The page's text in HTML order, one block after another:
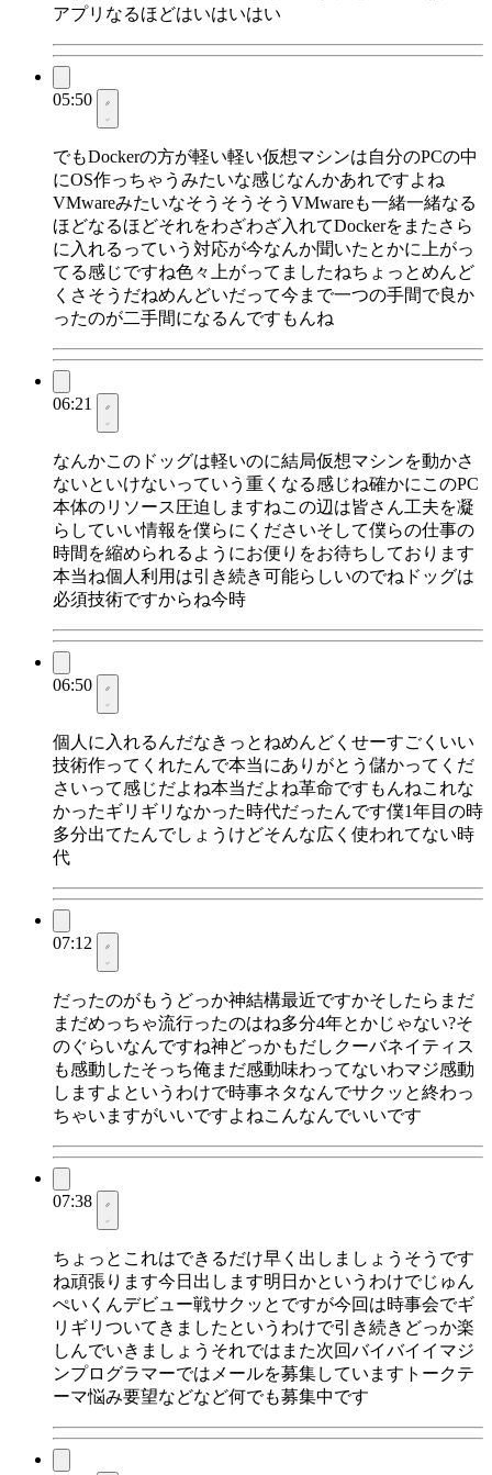
アプリなるほどはいはいはい
05:50
でもDockerの方が軽い軽い仮想マシンは自分のPCの中
にOS作っちゃうみたいな感じなんかあれですよね
VMwareみたいなそうそうそうVMwareも一緒一緒なる
ほどなるほどそれをわざわざ入れてDockerをまたさら
に入れるっていう対応が今なんか聞いたとかに上がっ
てる感じですね色々上がってましたねちょっとめんど
くさそうだねめんどいだって今まで一つの手間で良か
ったのが二手間になるんですもんね
06:21
なんかこのドッグは軽いのに結局仮想マシンを動かさ
ないといけないっていう重くなる感じね確かにこのPC
本体のリソース圧迫しますねこの辺は皆さん工夫を凝
らしていい情報を僕らにくださいそして僕らの仕事の
時間を縮められるようにお便りをお待ちしております
本当ね個人利用は引き続き可能らしいのでねドッグは
必須技術ですからね今時
06:50
個人に入れるんだなきっとねめんどくせーすごくいい
技術作ってくれたんで本当にありがとう儲かってくだ
さいって感じだよね本当だよね革命ですもんねこれな
かったギリギリなかった時代だったんです僕1年目の時
多分出てたんでしょうけどそんな広く使われてない時
代
07:12
だったのがもうどっか神結構最近ですかそしたらまだ
まだめっちゃ流行ったのはね多分4年とかじゃない?そ
のぐらいなんですね神どっかもだしクーバネイティス
も感動したそっち俺まだ感動味わってないわマジ感動
しますよというわけで時事ネタなんでサクッと終わっ
ちゃいますがいいですよねこんなんでいいです
07:38
ちょっとこれはできるだけ早く出しましょうそうです
ね頑張ります今日出します明日かというわけでじゅん
ぺいくんデビュー戦サクッとですが今回は時事会でギ
リギリついてきましたというわけで引き続きどっか楽
しんでいきましょうそれではまた次回バイバイイマジ
ンプログラマーではメールを募集していますトークテ
ーマ悩み要望などなど何でも募集中です